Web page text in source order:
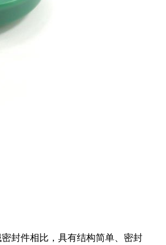
封件相比，具有结构简单、密封